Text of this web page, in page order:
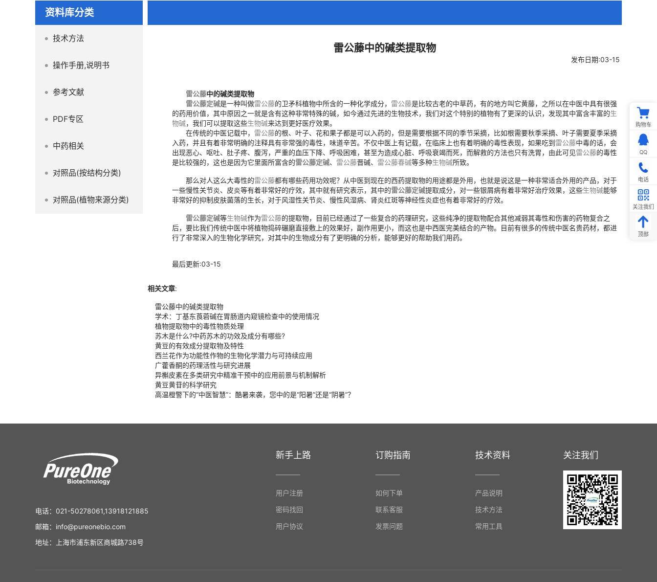
资料库分类
技术方法
操作手册,说明书
参考文献
PDF专区
中药相关
对照品(按结构分类)
对照品(植物来源分类)
雷公藤中的碱类提取物
发布日期:03-15
雷公藤中的碱类提取物
雷公藤定碱是一种叫做雷公藤的卫矛科植物中所含的一种化学成分， 雷公藤是比较古老的中草药，有的地方叫它黄藤，之所以在中医中具有很强
的药用价值，其中原因之一就是含有这种非常特殊的碱，如今通过先进的生物技术，我们对这个特别的植物有了更深的认识，发现其中富含丰富的生
物碱，我们可以提取这些生物碱来达到更好医疗效果。
在传统的中医记载中， 雷公藤的根、叶子、花和果子都是可以入药的，但是需要根据不同的季节采摘，比如根需要秋季采摘、叶子需要夏季采摘
入药，并且有着非常明确的注释具有非常强的毒性，味道辛苦。不仅中医上有记载，在临床上也有着明确的毒性表现，如果吃到雷公藤中毒的话，会
出现恶心、呕吐、肚子疼、腹泻，严重的血压下降、呼吸困难，甚至为造成心脏、呼吸衰竭而死，而解救的方法也只有洗胃，由此可见雷公藤的毒性
是比较强的，这也是因为它里面所富含的雷公藤定碱、 雷公藤晋碱、 雷公藤春碱等多种生物碱所致。
那么对人这么大毒性的雷公藤都有哪些药用功效呢？从中医到现在的西药提取物的用途都是外用，也就是说这是一种非常适合外用的产品，对于
一些慢性关节炎、皮炎等有着非常好的疗效，其中就有研究表示，其中的雷公藤定碱提取成分，对一些银屑病有着非常好治疗效果，这些生物碱能够
非常好的抑制皮肤菌落的生长，对于风湿性关节炎、慢性风湿病、肾炎红斑等神经性炎症也有着非常好的疗效。
雷公藤定碱等生物碱作为雷公藤的提取物，目前已经通过了一些复合的药理研究，这些纯净的提取物配合其他减弱其毒性和伤害的药物复合之
后，要比我们传统中医中将植物捣碎碾磨直接敷上的效果好，副作用更小，而这也是中西医完美结合的产物。目前有很多的传统中医名贵药材，都进
行了非常深入的生物化学研究，对其中的生物成分有了更明确的分析，能够更好的帮助我们用药。
最后更新:03-15
相关文章:
雷公藤中的碱类提取物
学术：丁基东莨菪碱在胃肠道内窥镜检查中的使用情况
植物提取物中的毒性物质处理
苏木是什么?中药苏木的功效及成分有哪些?
黄豆的有效成分提取物及特性
西兰花作为功能性作物的生物化学潜力与可持续应用
广藿香酮的药理活性与研究进展
异槲皮素在多类研究中精准干预中的应用前景与机制解析
黄豆黄苷的科学研究
高温橙警下的“中医智慧”：酷暑来袭，您中的是“阳暑”还是“阴暑”？
电话：021-50278061,13918121885
邮箱：info@pureonebio.com
地址：上海市浦东新区商城路738号
新手上路
用户注册
密码找回
用户协议
订购指南
如何下单
联系客服
发票问题
技术资料
产品说明
技术方法
常用工具
关注我们
购物车
QQ
电话
关注我们
顶部